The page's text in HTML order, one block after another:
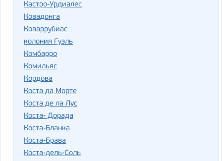
Кастро-Урдиалес
Ковадонга
Коваррубиас
колония Гуэль
Комбарро
Комильяс
Кордова
Коста да Морте
Коста де ла Лус
Коста- Дорада
Коста-Бланка
Коста-Брава
Коста-дель-Соль